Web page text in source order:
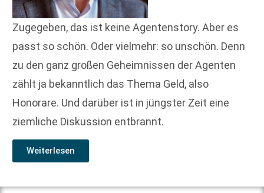
Zugegeben, das ist keine Agentenstory. Aber es
passt so schön. Oder vielmehr: so unschön. Denn
zu den ganz großen Geheimnissen der Agenten
zählt ja bekanntlich das Thema Geld, also
Honorare. Und darüber ist in jüngster Zeit eine
ziemliche Diskussion entbrannt.
Weiterlesen